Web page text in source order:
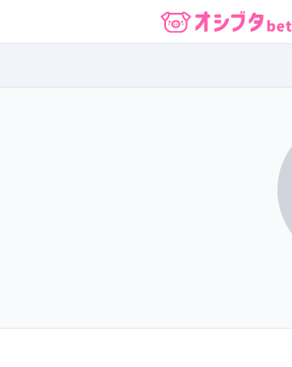
オシブタ Oshibuta